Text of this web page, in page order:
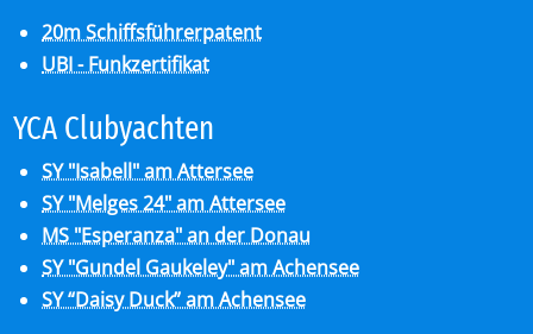
20m Schiffsführerpatent
UBI - Funkzertifikat
YCA Club­y­ach­ten
SY "Isabell" am Attersee
SY "Melges 24" am Attersee
MS "Esperanza" an der Donau
SY "Gundel Gaukeley" am Achensee
SY “Daisy Duck” am Achensee